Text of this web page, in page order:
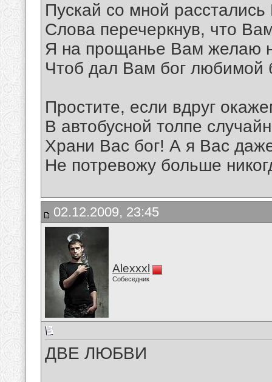
Пускай со мной
Слова перечеркнув, что
Я на прощанье Вам желаю
Чтоб дал Вам бог любимой
Простите, если вдруг
В автобусной толпе
Храни Вас бог! А я Вас
Не потревожу больше
02.12.2009, 23:45
Alexxxl
Собеседник
ДВЕ ЛЮБВИ